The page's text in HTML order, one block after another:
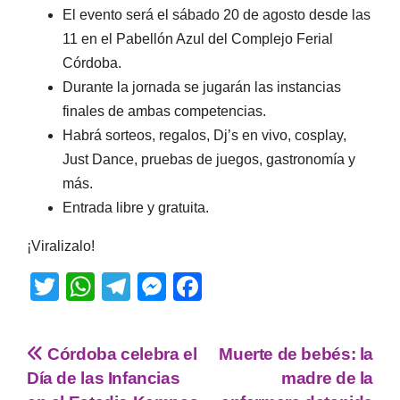
El evento será el sábado 20 de agosto desde las
11 en el Pabellón Azul del Complejo Ferial
Córdoba.
Durante la jornada se jugarán las instancias
finales de ambas competencias.
Habrá sorteos, regalos, Dj’s en vivo, cosplay,
Just Dance, pruebas de juegos, gastronomía y
más.
Entrada libre y gratuita.
¡Viralizalo!
T
tt
er
W
at
s
T
e
gr
M
ss
e
Muerte de bebés: la
madre de la
Córdoba celebra el
Día de las Infancias